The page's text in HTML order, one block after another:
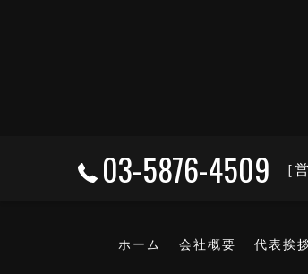
03-5876-4509 ［
ホーム 会社概要 代表挨